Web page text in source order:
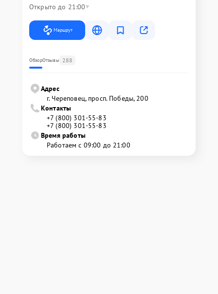
Открыто до 21:00
Маршрут
ОбзорОтзывы 288
Адрес
г. Череповец, просп. Победы, 200
Контакты
+7 (800) 301-55-83
+7 (800) 301-55-83
Время работы
Работаем с 09:00 до 21:00